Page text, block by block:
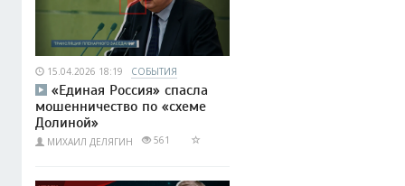
15.04.2026 18:19 СОБЫТИЯ
«Единая Россия» спасла
мошенничество по «схеме
Долиной»
МИХАИЛ ДЕЛЯГИН 561